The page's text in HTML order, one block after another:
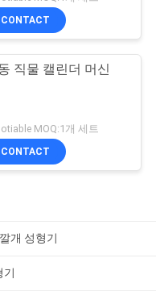
CONTACT
직물 캘린더 머신
MOQ:1개 세트
CONTACT
개 성형기
기